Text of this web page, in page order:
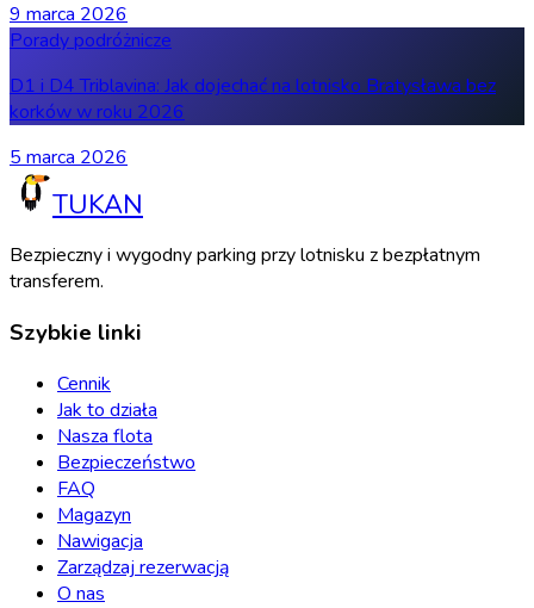
9 marca 2026
Porady podróżnicze
D1 i D4 Triblavina: Jak dojechać na lotnisko Bratysława bez
korków w roku 2026
5 marca 2026
TUKAN
Bezpieczny i wygodny parking przy lotnisku z bezpłatnym
transferem.
Szybkie linki
Cennik
Jak to działa
Nasza flota
Bezpieczeństwo
FAQ
Magazyn
Nawigacja
Zarządzaj rezerwacją
O nas